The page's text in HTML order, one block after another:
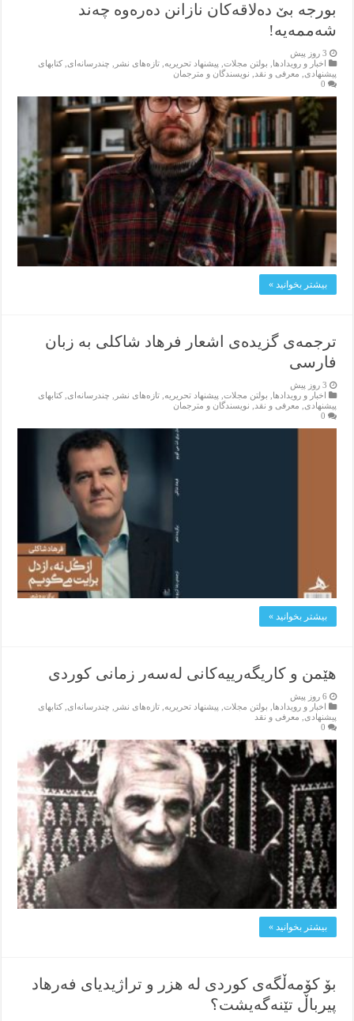
بورجە بێ دەلاقەکان نازانن دەرەوە چەند
شەممەیە!
3 روز پیش
اخبار و رویدادها
بولتن مجلات پیشنهاد تحریریه ,تازەهای نشر چندرسانه‌ای ,کتابهای
پیشنهادی
معرفی و نقد
نویسندگان و مترجمان
0
بیشتر بخوانید »
ترجمه‌ی گزیده‌‌ی اشعار فرهاد شاکلی به زبان
فارسی
3 روز پیش
اخبار و رویدادها
بولتن مجلات پیشنهاد تحریریه ,تازەهای نشر چندرسانه‌ای ,کتابهای
پیشنهادی
معرفی و نقد
نویسندگان و مترجمان
0
بیشتر بخوانید »
هێمن و كاریگەرییەكانی لەسەر زمانی كوردی
6 روز پیش
اخبار و رویدادها
بولتن مجلات پیشنهاد تحریریه ,تازەهای نشر چندرسانه‌ای ,کتابهای
پیشنهادی
معرفی و نقد
0
بیشتر بخوانید »
بۆ کۆمەڵگەی کوردی لە هزر و تراژیدیای فەرهاد
پیرباڵ تێنەگەیشت؟